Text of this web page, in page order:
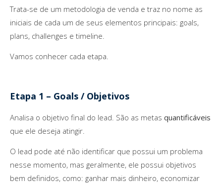
Trata-se de um metodologia de venda e traz no nome as
iniciais de cada um de seus elementos principais: goals,
plans, challenges e timeline.
Vamos conhecer cada etapa.
Etapa 1 – Goals / Objetivos
Analisa o objetivo final do lead. São as metas quantificáveis
que ele deseja atingir.
O lead pode até não identificar que possui um problema
nesse momento, mas geralmente, ele possui objetivos
bem definidos, como: ganhar mais dinheiro, economizar